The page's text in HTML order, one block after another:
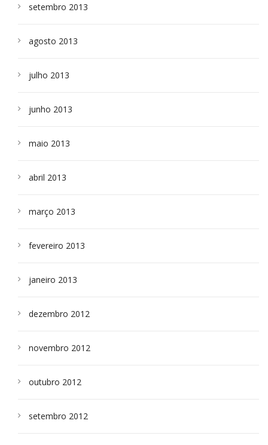
setembro 2013
agosto 2013
julho 2013
junho 2013
maio 2013
abril 2013
março 2013
fevereiro 2013
janeiro 2013
dezembro 2012
novembro 2012
outubro 2012
setembro 2012